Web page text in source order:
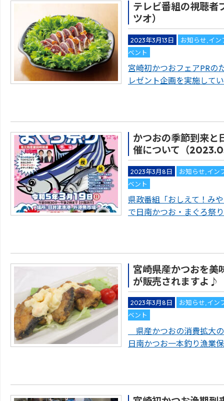
テレビ番組の視聴者
ツオ）
2023年3月13日 お知らせ イン
ベント
宮崎初かつおフェアPRの
レゼント企画を実施して
かつおの季節到来と
催について（
2023年3月8日 お知らせ イン
ベント
県政番組「おしえて！み
で日南かつお・まぐろ祭
宮崎県産かつおを美
が販売されますよ♪
2023年3月8日 お知らせ イン
ベント
県産かつおの消費拡大
日南かつお一本釣り漁業